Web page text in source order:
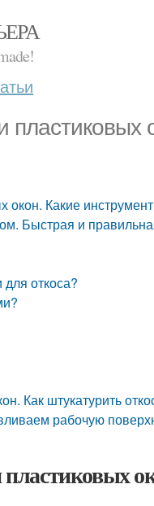
окон. Какие
Быстрая и
для откоса?
Как штукатурить
рабочую